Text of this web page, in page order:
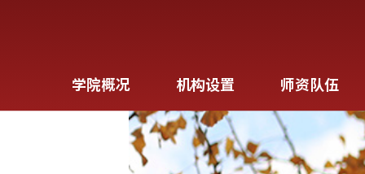
学院概况 机构设置 师资队伍